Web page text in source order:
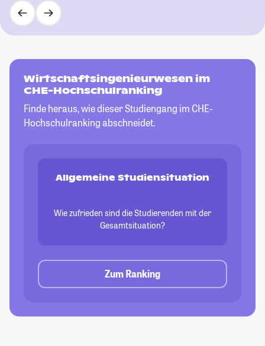
Wirtschaftsingenieurwesen im
CHE-Hochschulranking
Finde heraus, wie dieser Studiengang im CHE-
Hochschulranking abschneidet.
Allgemeine Studiensituation
Wie zufrieden sind die Studierenden mit der
Gesamtsituation?
Zum Ranking